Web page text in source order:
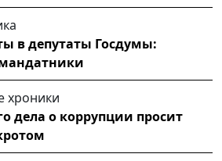
в депутаты Госдумы:
хроники
дела о коррупции просит